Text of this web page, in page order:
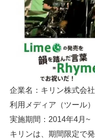
企業名：キリン株式会
利用メディア（ツール
実施期間：2014年4月~
キリンは、期間限定で